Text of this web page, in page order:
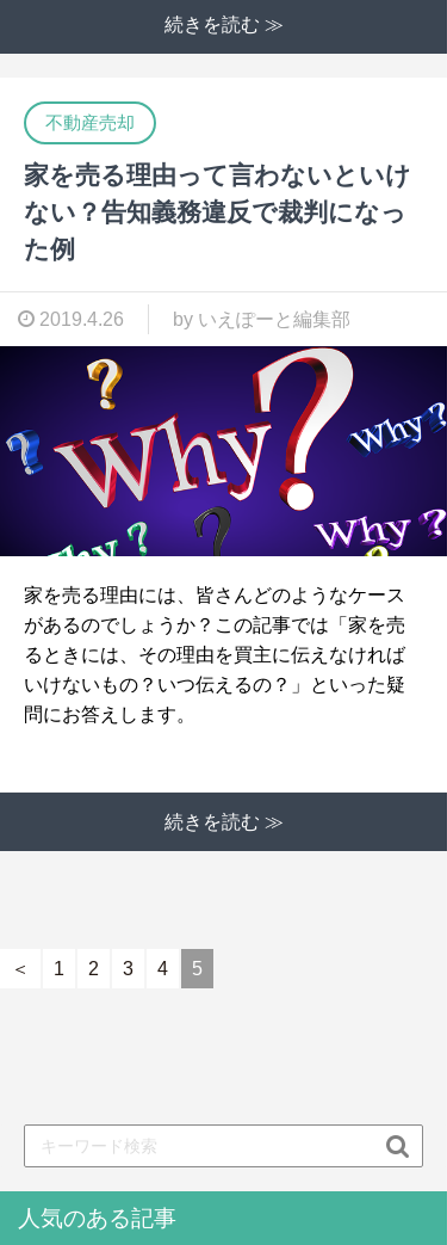
続きを読む ≫
不動産売却
家を売る理由って言わないといけ
ない？告知義務違反で裁判になっ
た例
2019.4.26 by いえぽーと編集部
家を売る理由には、皆さんどのようなケース
があるのでしょうか？この記事では「家を売
るときには、その理由を買主に伝えなければ
いけないもの？いつ伝えるの？」といった疑
問にお答えします。
続きを読む ≫
＜ 1 2 3 4 5

人気のある記事